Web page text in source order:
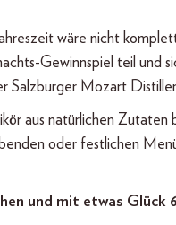
wäre nicht
Gewinnspiel teil und
Salzburger Mozart
aus natürlichen Zutaten
oder festlichen
und mit etwas Glück